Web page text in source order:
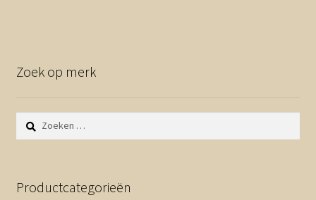
Zoek op merk
Zoeken
naar:
Productcategorieën